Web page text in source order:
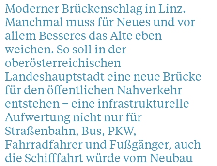
Moderner Brückenschlag in Linz.
Manchmal muss für Neues und vor
allem Besseres das Alte eben
weichen. So soll in der
oberösterreichischen
Landeshauptstadt eine neue Brücke
für den öffentlichen Nahverkehr
entstehen – eine infrastrukturelle
Aufwertung nicht nur für
Straßenbahn, Bus, PKW,
Fahrradfahrer und Fußgänger, auch
die Schifffahrt würde vom Neubau